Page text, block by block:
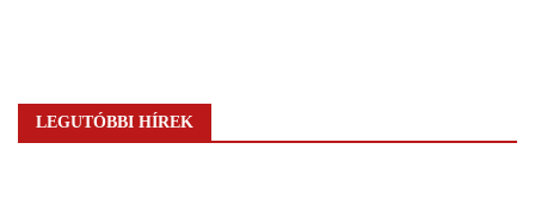
LEGUTÓBBI HÍREK